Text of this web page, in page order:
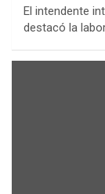
El intendente
destacó la